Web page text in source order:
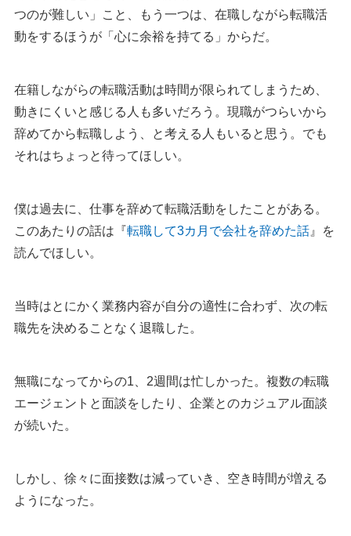
つのが難しい」こと、もう一つは、在職しながら転職活
動をするほうが「心に余裕を持てる」からだ。
在籍しながらの転職活動は時間が限られてしまうため、
動きにくいと感じる人も多いだろう。現職がつらいから
辞めてから転職しよう、と考える人もいると思う。でも
それはちょっと待ってほしい。
僕は過去に、仕事を辞めて転職活動をしたことがある。
このあたりの話は『転職して3カ月で会社を辞めた話 』を
読んでほしい。
当時はとにかく業務内容が自分の適性に合わず、次の転
職先を決めることなく退職した。
無職になってからの1、2週間は忙しかった。複数の転職
エージェントと面談をしたり、企業とのカジュアル面談
が続いた。
しかし、徐々に面接数は減っていき、空き時間が増える
ようになった。